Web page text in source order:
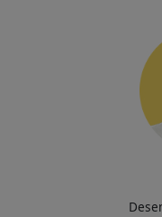
Implementando novas
e fornecendo suporte